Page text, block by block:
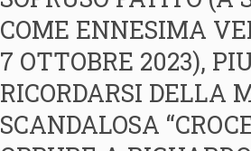
COME ENNESIMA
7 OTTOBRE 2023),
RICORDARSI DELLA
SCANDALOSA